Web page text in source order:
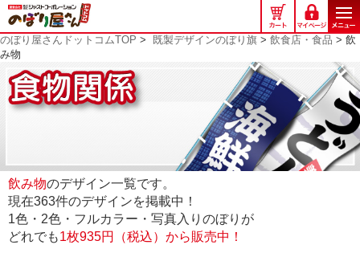
の
ぼ
り
屋
さ
ん
コ
ム
のぼり屋さんドットコムTOP > 既製デザインのぼり旗 > 飲食店・食品 > 飲
み物
飲み物のデザイン一覧です。
現在363件のデザインを掲載中！
1色・2色・フルカラー・写真入りのぼりが
どれでも1枚935円（税込）から販売中！